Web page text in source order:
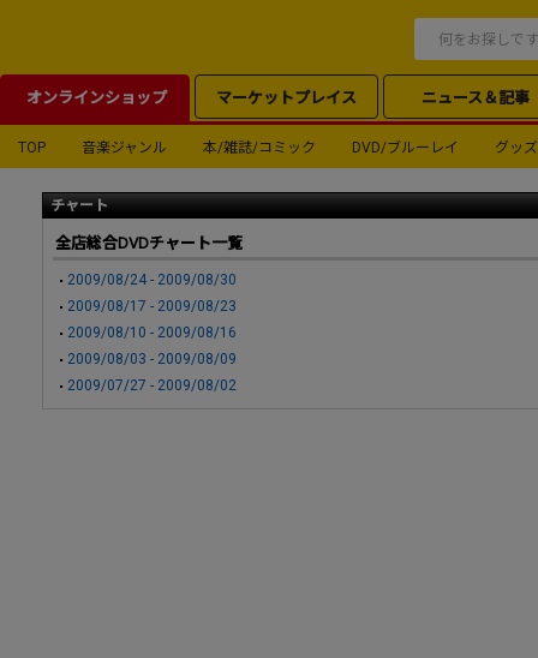
オンラインショップ マーケットプレイス ニュース＆記事
TOP 音楽ジャンル 本/雑誌/コミック DVD/ブルーレイ グッズ
チャート
全店総合DVDチャート一覧
2009/08/24 - 2009/08/30
2009/08/17 - 2009/08/23
2009/08/10 - 2009/08/16
2009/08/03 - 2009/08/09
2009/07/27 - 2009/08/02